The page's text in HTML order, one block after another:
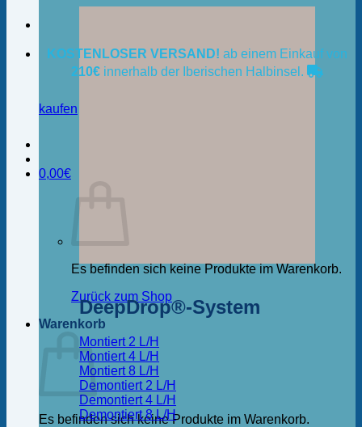
KOSTENLOSER VERSAND! ab einem Einkauf von
210€ innerhalb der Iberischen Halbinsel.
kaufen
0,00€
Es befinden sich keine Produkte im Warenkorb.
Zurück zum Shop
Warenkorb
Es befinden sich keine Produkte im Warenkorb.
DeepDrop®-System
Montiert 2 L/H
Montiert 4 L/H
Montiert 8 L/H
Demontiert 2 L/H
Demontiert 4 L/H
Demontiert 8 L/H